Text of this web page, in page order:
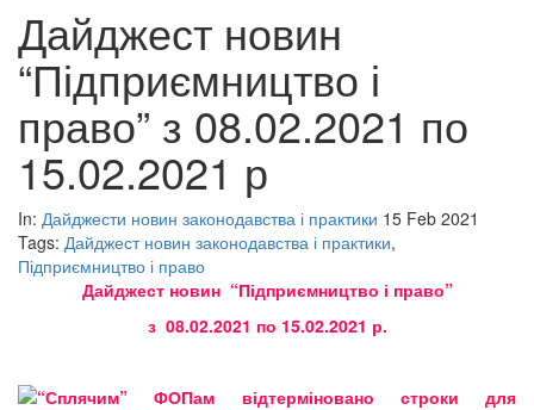
Дайджест новин
“Підприємництво і
право” з 08.02.2021 по
15.02.2021 р
In: Дайджести новин законодавства і практики 15 Feb 2021
Tags: Дайджест новин законодавства і практики,
Підприємництво і право
Дайджест новин “Підприємництво і право”
з 08.02.2021 по 15.02.2021 р.